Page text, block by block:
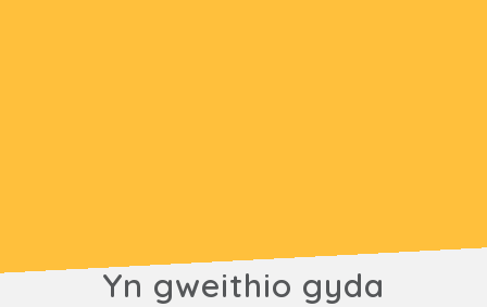
Yn gweithio gyda